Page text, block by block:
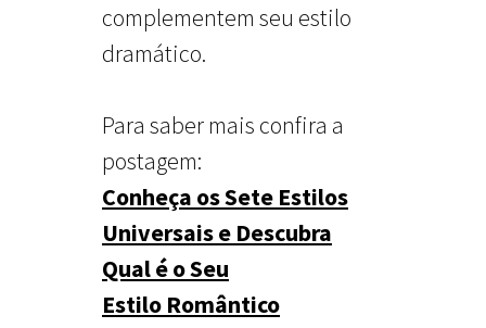
complementem seu estilo
dramático.
Para saber mais confira a
postagem:
Conheça os Sete Estilos
Universais e Descubra
Qual é o Seu
Estilo Romântico